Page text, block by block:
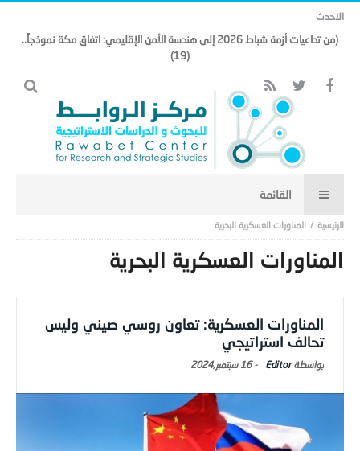
الاحدث
(من تداعيات أزمة شباط 2026 إلى هندسة الأمن الإقليمي: اتفاق مكة نموذجاً..
(19)
المناورات العسكرية البحرية
المناورات العسكرية البحرية
المناورات العسكرية: تعاون روسي صيني وليس
تحالف استراتيجي
Editor
-16 سبتمبر,2024